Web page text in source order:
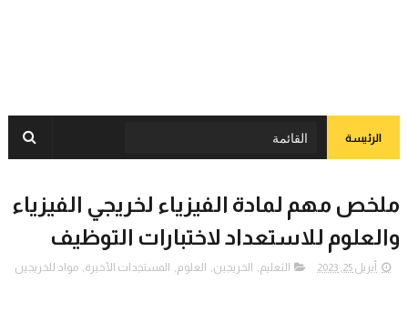
الرئيسة
ملخص مهم لمادة الفيزياء لخريجي الفيزياء
والعلوم للاستعداد لاختبارات التوظيف
أبريل 25, 2023 التعليم, الخريجين, العلوم, المستجدات الأخيرة, مواد للخريجين